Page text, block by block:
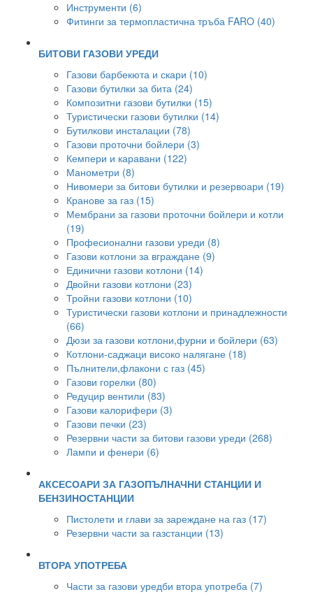
Инструменти (6)
Фитинги за термопластична тръба FARO (40)
БИТОВИ ГАЗОВИ УРЕДИ
Газови барбекюта и скари (10)
Газови бутилки за бита (24)
Композитни газови бутилки (15)
Туристически газови бутилки (14)
Бутилкови инсталации (78)
Газови проточни бойлери (3)
Кемпери и каравани (122)
Манометри (8)
Нивомери за битови бутилки и резервоари (19)
Кранове за газ (15)
Мембрани за газови проточни бойлери и котли
(19)
Професионални газови уреди (8)
Газови котлони за вграждане (9)
Единични газови котлони (14)
Двойни газови котлони (23)
Тройни газови котлони (10)
Туристически газови котлони и принадлежности
(66)
Дюзи за газови котлони,фурни и бойлери (63)
Котлони-саджаци високо налягане (18)
Пълнители,флакони с газ (45)
Газови горелки (80)
Редуцир вентили (83)
Газови калорифери (3)
Газови печки (23)
Резервни части за битови газови уреди (268)
Лампи и фенери (6)
АКСЕСОАРИ ЗА ГАЗОПЪЛНАЧНИ СТАНЦИИ И
БЕНЗИНОСТАНЦИИ
Пистолети и глави за зареждане на газ (17)
Резервни части за газстанции (13)
ВТОРА УПОТРЕБА
Части за газови уредби втора употреба (7)